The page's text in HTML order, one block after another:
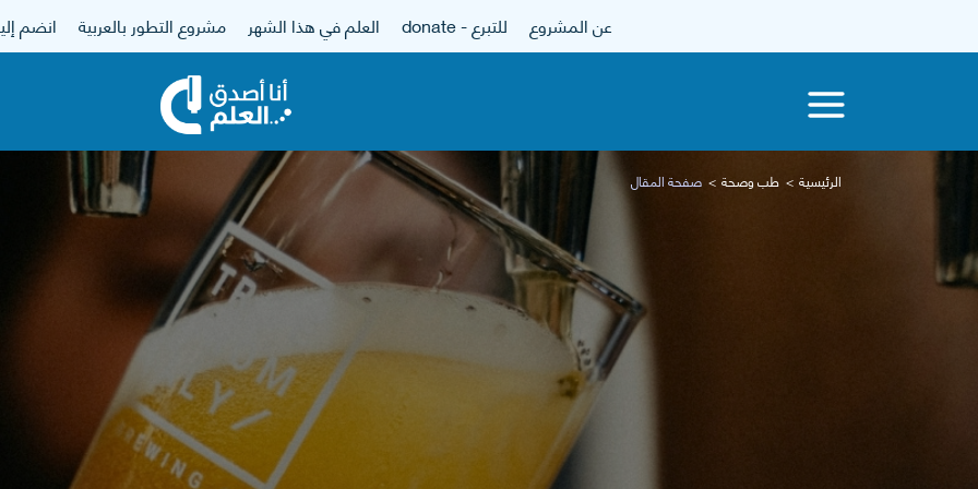
عن المشروع للتبرع - donate العلم في هذا الشهر مشروع التطور بالعربية انضم
الرئيسية طب وصحة صفحة المقال